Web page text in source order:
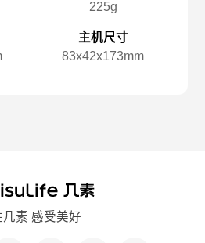
225g
主机尺寸
83x️42x️173mm
几素 感受美好